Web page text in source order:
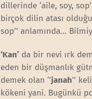
dillerinde ‘aile, soy,
birçok dilin atası
sop’’ anlamında…
‘Kan’ da bir nevi ırk
eden bir düşmanlık
demek olan ‘’janah’’
kökeni yani. Bugünkü